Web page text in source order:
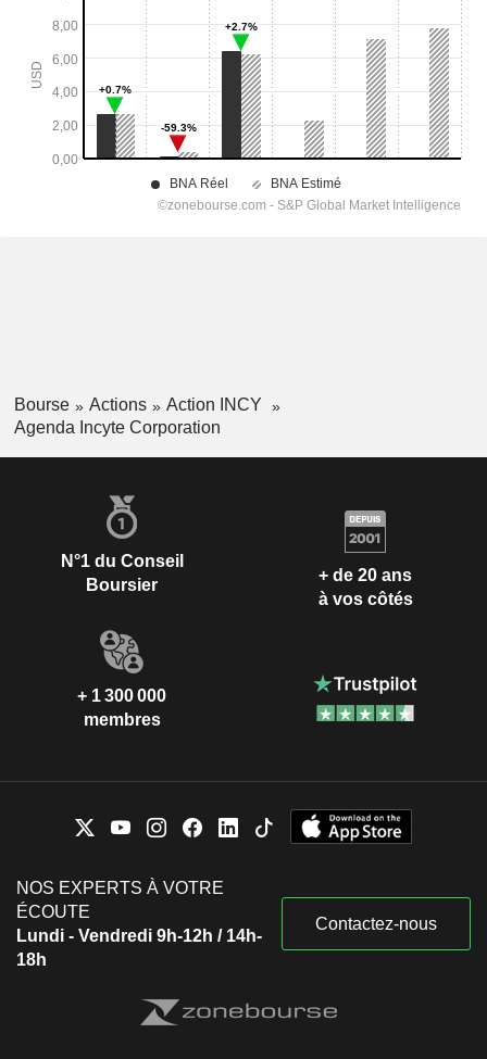
Bourse Actions
Action INCY
Agenda Incyte Corporation
N°1 du Conseil
Boursier
+ de 20 ans
à vos côtés
+ 1 300 000
membres
NOS EXPERTS À VOTRE
ÉCOUTE
Lundi - Vendredi 9h-12h / 14h-
18h
Contactez-nous